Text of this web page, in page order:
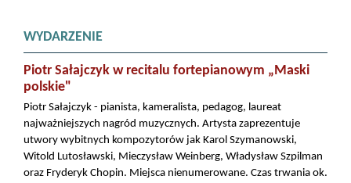
WYDARZENIE
Piotr Sałajczyk w recitalu fortepianowym „Maski
polskie"
Piotr Sałajczyk - pianista, kameralista, pedagog, laureat
najważniejszych nagród muzycznych. Artysta zaprezentuje
utwory wybitnych kompozytorów jak Karol Szymanowski,
Witold Lutosławski, Mieczysław Weinberg, Władysław Szpilman
oraz Fryderyk Chopin. Miejsca nienumerowane. Czas trwania ok.